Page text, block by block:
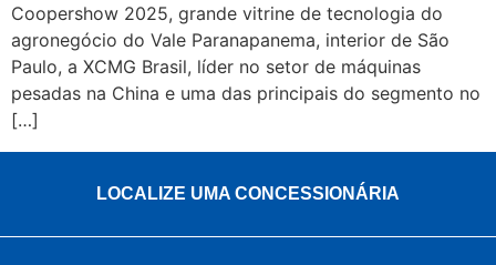
Coopershow 2025, grande vitrine de tecnologia do
agronegócio do Vale Paranapanema, interior de São
Paulo, a XCMG Brasil, líder no setor de máquinas
pesadas na China e uma das principais do segmento no
[…]
LOCALIZE UMA CONCESSIONÁRIA